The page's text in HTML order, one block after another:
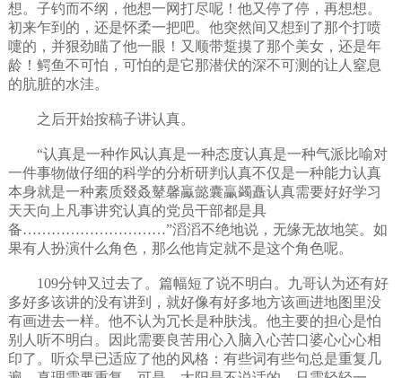
想。子钓而不纲，他想一网打尽呢！他又停了停，再想想。
初来乍到的，还是怀柔一把吧。他突然间又想到了那个打喷
嚏的，并狠劲瞄了他一眼！又顺带踅摸了那个美女，还是年
龄！鳄鱼不可怕，可怕的是它那潜伏的深不可测的让人窒息
的肮脏的水洼。
之后开始按稿子讲认真。
“认真是一种作风认真是一种态度认真是一种气派比喻对
一件事物做仔细的科学的分析研判认真不仅是一种能力认真
本身就是一种素质叕叒鼙馨驘懿囊臝蠲矗认真需要好好学习
天天向上凡事讲究认真的党员干部都是具
备…………………………”滔滔不绝地说，无缘无故地笑。如
果有人扮演什么角色，那么他肯定就不是这个角色呢。
109分钟又过去了。篇幅短了说不明白。九哥认为还有好
多好多该讲的没有讲到，就好像有好多地方该画进地图里没
有画进去一样。他不认为冗长是种肤浅。他主要的担心是怕
别人听不明白。因此需要良苦用心入脑入心苦口婆心心心相
印了。听众早已适应了他的风格：有些词有些句总是重复几